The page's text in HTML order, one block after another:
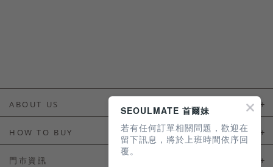
ABOUT US
HOW TO BUY
如何購買
門市資訊
SEOULMATE 首爾妹
若有任何訂單相關問題，歡迎在
留下訊息，將於上班時間依序回
覆。